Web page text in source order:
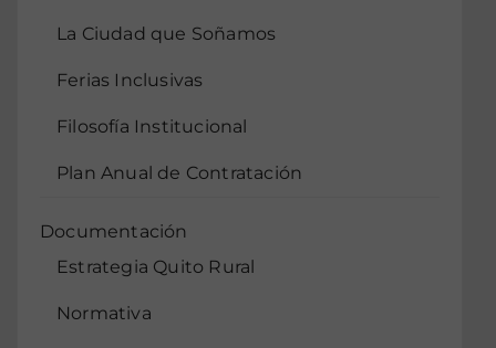
La Ciudad que Soñamos
Ferias Inclusivas
Filosofía Institucional
Plan Anual de Contratación
Documentación
Estrategia Quito Rural
Normativa